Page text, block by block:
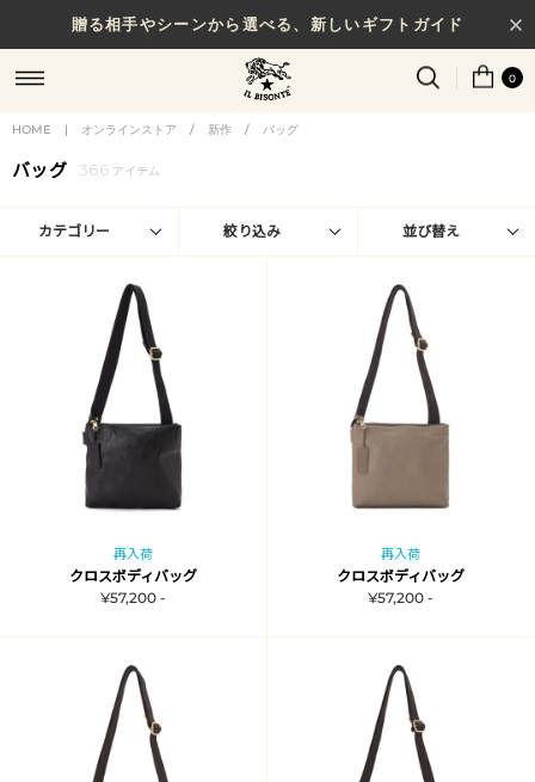
贈る相手やシーンから選べる、新しいギフトガイド
0
HOME | オンラインストア / 新作 / バッグ
バッグ 366 アイテム
カテゴリー 絞り込み 並び替え
再入荷
クロスボディバッグ
¥57,200 -
再入荷
クロスボディバッグ
¥57,200 -